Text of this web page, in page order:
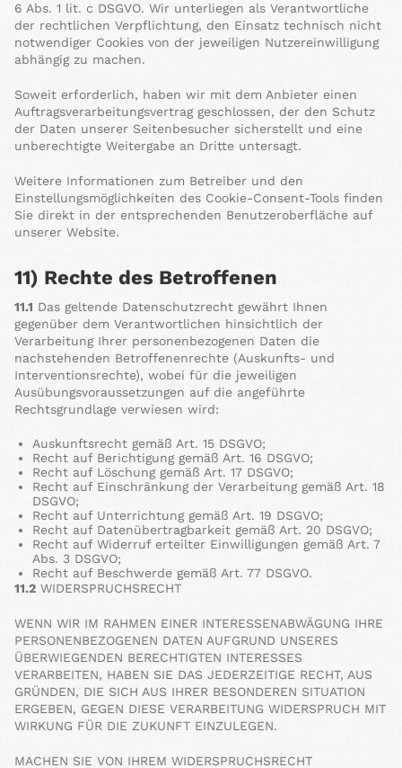
6 Abs. 1 lit. c DSGVO. Wir unterliegen als Verantwortliche
der rechtlichen Verpflichtung, den Einsatz technisch nicht
notwendiger Cookies von der jeweiligen Nutzereinwilligung
abhängig zu machen.
Soweit erforderlich, haben wir mit dem Anbieter einen
Auftragsverarbeitungsvertrag geschlossen, der den Schutz
der Daten unserer Seitenbesucher sicherstellt und eine
unberechtigte Weitergabe an Dritte untersagt.
Weitere Informationen zum Betreiber und den
Einstellungsmöglichkeiten des Cookie-Consent-Tools finden
Sie direkt in der entsprechenden Benutzeroberfläche auf
unserer Website.
11) Rechte des Betroffenen
11.1 Das geltende Datenschutzrecht gewährt Ihnen
gegenüber dem Verantwortlichen hinsichtlich der
Verarbeitung Ihrer personenbezogenen Daten die
nachstehenden Betroffenenrechte (Auskunfts- und
Interventionsrechte), wobei für die jeweiligen
Ausübungsvoraussetzungen auf die angeführte
Rechtsgrundlage verwiesen wird:
Auskunftsrecht gemäß Art. 15 DSGVO;
Recht auf Berichtigung gemäß Art. 16 DSGVO;
Recht auf Löschung gemäß Art. 17 DSGVO;
Recht auf Einschränkung der Verarbeitung gemäß Art. 18
DSGVO;
Recht auf Unterrichtung gemäß Art. 19 DSGVO;
Recht auf Datenübertragbarkeit gemäß Art. 20 DSGVO;
Recht auf Widerruf erteilter Einwilligungen gemäß Art. 7
Abs. 3 DSGVO;
Recht auf Beschwerde gemäß Art. 77 DSGVO.
11.2 WIDERSPRUCHSRECHT
WENN WIR IM RAHMEN EINER INTERESSENABWÄGUNG IHRE
PERSONENBEZOGENEN DATEN AUFGRUND UNSERES
ÜBERWIEGENDEN BERECHTIGTEN INTERESSES
VERARBEITEN, HABEN SIE DAS JEDERZEITIGE RECHT, AUS
GRÜNDEN, DIE SICH AUS IHRER BESONDEREN SITUATION
ERGEBEN, GEGEN DIESE VERARBEITUNG WIDERSPRUCH MIT
WIRKUNG FÜR DIE ZUKUNFT EINZULEGEN.
MACHEN SIE VON IHREM WIDERSPRUCHSRECHT